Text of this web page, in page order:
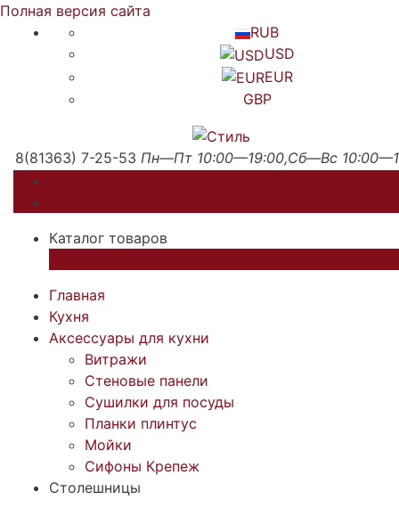
Полная версия сайта
RUB
USD
EUR
GBP
8(81363) 7-25-53 Пн—Пт 10:00—19:00,Сб—Вс
Каталог товаров
Главная
Кухня
Аксессуары для кухни
Витражи
Стеновые панели
Сушилки для посуды
Планки плинтус
Мойки
Сифоны Крепеж
Столешницы